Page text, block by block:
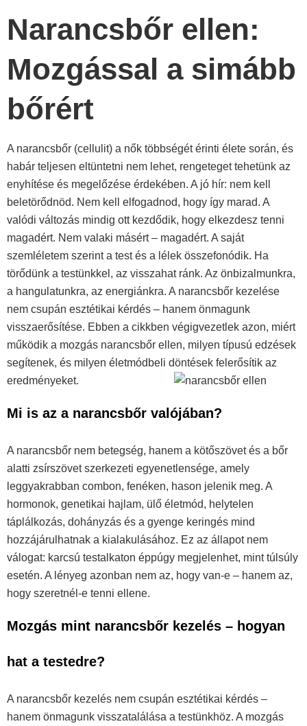
Narancsbőr ellen:
Mozgással a simább
bőrért
A narancsbőr (cellulit) a nők többségét érinti élete során, és
habár teljesen eltüntetni nem lehet, rengeteget tehetünk az
enyhítése és megelőzése érdekében. A jó hír: nem kell
beletörődnöd. Nem kell elfogadnod, hogy így marad. A
valódi változás mindig ott kezdődik, hogy elkezdesz tenni
magadért. Nem valaki másért – magadért. A saját
szemléletem szerint a test és a lélek összefonódik. Ha
törődünk a testünkkel, az visszahat ránk. Az önbizalmunkra,
a hangulatunkra, az energiánkra. A narancsbőr kezelése
nem csupán esztétikai kérdés – hanem önmagunk
visszaerősítése. Ebben a cikkben végigvezetlek azon, miért
működik a mozgás narancsbőr ellen, milyen típusú edzések
segítenek, és milyen életmódbeli döntések felerősítik az
eredményeket.
Mi is az a narancsbőr valójában?
A narancsbőr nem betegség, hanem a kötőszövet és a bőr
alatti zsírszövet szerkezeti egyenetlensége, amely
leggyakrabban combon, fenéken, hason jelenik meg. A
hormonok, genetikai hajlam, ülő életmód, helytelen
táplálkozás, dohányzás és a gyenge keringés mind
hozzájárulhatnak a kialakulásához. Ez az állapot nem
válogat: karcsú testalkaton éppúgy megjelenhet, mint túlsúly
esetén. A lényeg azonban nem az, hogy van-e – hanem az,
hogy szeretnél-e tenni ellene.
Mozgás mint narancsbőr kezelés – hogyan
hat a testedre?
A narancsbőr kezelés nem csupán esztétikai kérdés –
hanem önmagunk visszatalálása a testünkhöz. A mozgás